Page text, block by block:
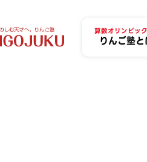
算数オリンピッ
りんご塾と